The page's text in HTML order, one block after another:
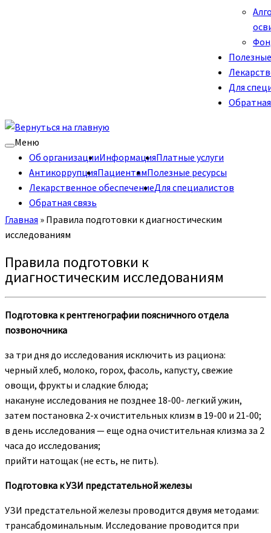
Для
Меню
Об организацииИнформацияПлатные услуги
АнтикоррупцияПациентамПолезные ресурсы
Лекарственное обеспечениеДля специалистов
Обратная связь
Главная » Правила подготовки к диагностическим
исследованиям
Правила подготовки к
диагностическим исследованиям
Подготовка к рентгенографии поясничного отдела
позвоночника
за три дня до исследования исключить из рациона:
черный хлеб, молоко, горох, фасоль, капусту, свежие
овощи, фрукты и сладкие блюда;
накануне исследования не позднее 18-00- легкий ужин,
затем постановка 2-х очистительных клизм в 19-00 и 21-00;
в день исследования — еще одна очистительная клизма за 2
часа до исследования;
прийти натощак (не есть, не пить).
Подготовка к УЗИ предстательной железы
УЗИ предстательной железы проводится двумя методами:
трансабдоминальным. Исследование проводится при